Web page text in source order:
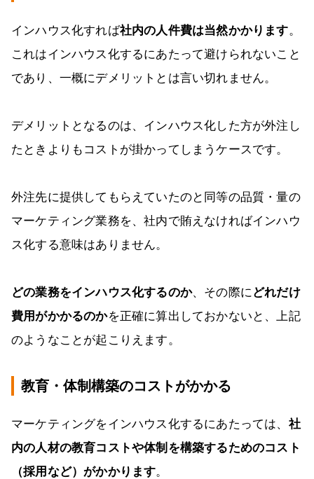
インハウス化すれば社内の人件費は当然かかります。
これはインハウス化するにあたって避けられないこと
であり、一概にデメリットとは言い切れません。
デメリットとなるのは、インハウス化した方が外注し
たときよりもコストが掛かってしまうケースです。
外注先に提供してもらえていたのと同等の品質・量の
マーケティング業務を、社内で賄えなければインハウ
ス化する意味はありません。
どの業務をインハウス化するのか、その際に どれだけ
費用がかかるのかを正確に算出しておかないと、上記
のようなことが起こりえます。
教育・体制構築のコストがかかる
マーケティングをインハウス化するにあたっては、 社
内の人材の教育コストや体制を構築するためのコスト
（採用など）がかかります。